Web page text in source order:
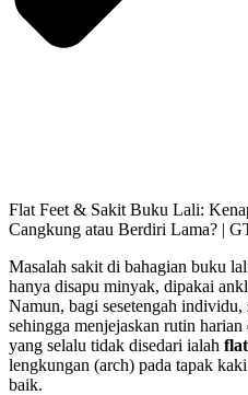
Flat Feet & Sakit Buku Lali:
Cangkung atau Berdiri Lama? |
Masalah sakit di bahagian buku
hanya disapu minyak, dipakai
Namun, bagi sesetengah
sehingga menjejaskan rutin
yang selalu tidak disedari ialah
lengkungan (arch) pada tapak
baik.